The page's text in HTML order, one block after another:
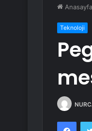
Anasayfa
Teknoloji